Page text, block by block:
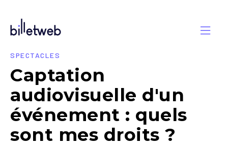
SPECTACLES
Captation
audiovisuelle d'un
événement : quels
sont mes droits ?